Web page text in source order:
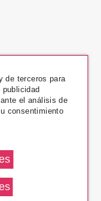
de terceros para
el análisis de
consentimiento